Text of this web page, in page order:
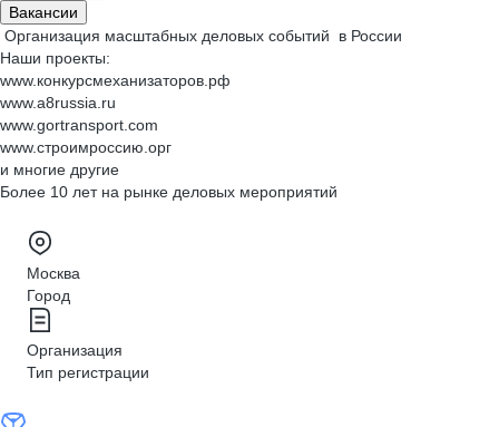
Вакансии
Организация масштабных деловых событий в России
Наши проекты:
www.конкурсмеханизаторов.рф
www.a8russia.ru
www.gortransport.com
www.строимроссию.орг
и многие другие
Более 10 лет на рынке деловых мероприятий
Москва
Город
Организация
Тип регистрации